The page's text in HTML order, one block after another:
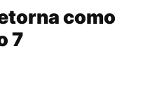
como
7